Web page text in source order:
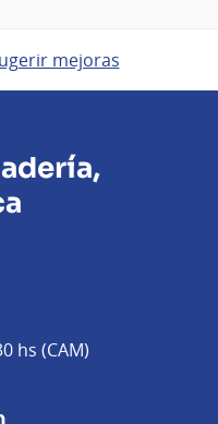
mejoras
hs (CAM)